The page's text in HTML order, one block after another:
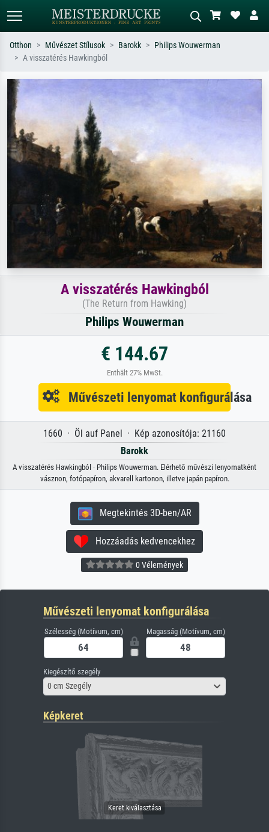
Keressen művész, műcím vagy stílus
szerint – pl. Monet, Csillagos éj,
impresszionizmus, Hokusai-hullám,
piros absztrakt, sötét olajkép, álló akt
Otthon Művészet Stílusok Barokk
Philips Wouwerman
A visszatérés Hawkingból
A visszatérés Hawkingból
(The Return from Hawking)
Philips Wouwerman
€ 144.67
Enthält 27% MwSt.
Művészeti lenyomat konfigurálása
1660 · Öl auf Panel · Kép azonosítója: 21160
Barokk
A visszatérés Hawkingból · Philips Wouwerman. Elérhető művészi lenyomatként
vásznon, fotópapíron, akvarell kartonon, illetve japán papíron.
Megtekintés 3D-ben/AR
Hozzáadás kedvencekhez
0 Vélemények
Művészeti lenyomat konfigurálása
Szélesség (Motívum, cm) Magasság (Motívum, cm)
Kiegészítő szegély
0 cm Szegély
Képkeret